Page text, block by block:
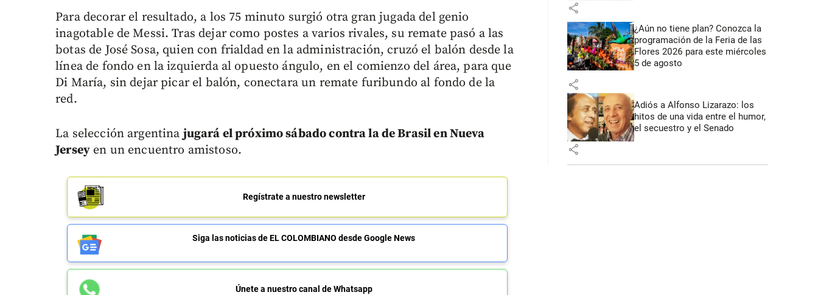
Para decorar el resultado, a los 75 minuto surgió otra gran jugada del genio
inagotable de Messi. Tras dejar como postes a varios rivales, su remate pasó a las
botas de José Sosa, quien con frialdad en la administración, cruzó el balón desde la
línea de fondo en la izquierda al opuesto ángulo, en el comienzo del área, para que
Di María, sin dejar picar el balón, conectara un remate furibundo al fondo de la
red.
La selección argentina jugará el próximo sábado contra la de Brasil en Nueva
Jersey en un encuentro amistoso.
Regístrate a nuestro newsletter
Siga las noticias de EL COLOMBIANO desde Google News
Únete a nuestro canal de Whatsapp
share
¿Aún no tiene plan? Conozca la
programación de la Feria de las
Flores 2026 para este miércoles
5 de agosto
share
Adiós a Alfonso Lizarazo: los
hitos de una vida entre el humor,
el secuestro y el Senado
share